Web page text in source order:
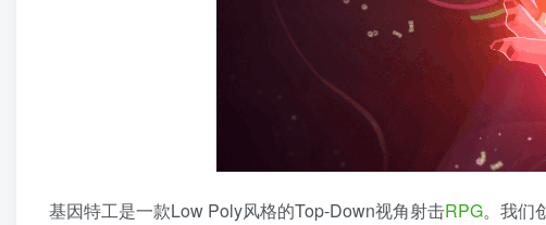
基因特工是一款Low Poly风格的Top-Down视角射击RPG。我们